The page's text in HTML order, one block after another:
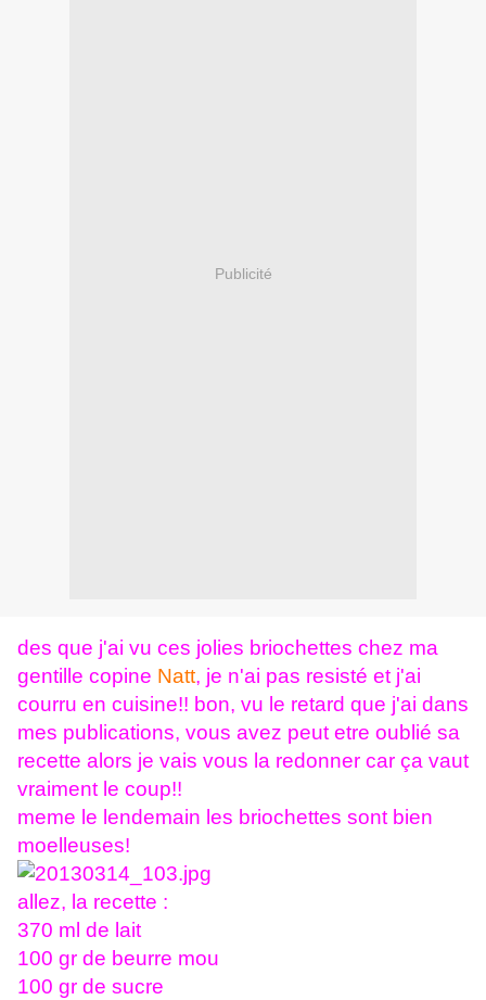
Publicité
des que j'ai vu ces jolies briochettes chez ma
gentille copine Natt, je n'ai pas resisté et j'ai
courru en cuisine!! bon, vu le retard que j'ai dans
mes publications, vous avez peut etre oublié sa
recette alors je vais vous la redonner car ça vaut
vraiment le coup!!
meme le lendemain les briochettes sont bien
moelleuses!
allez, la recette :
370 ml de lait
100 gr de beurre mou
100 gr de sucre